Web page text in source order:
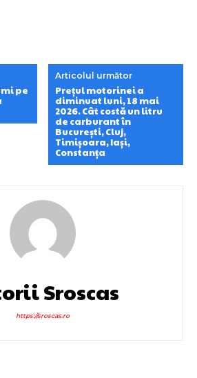
pe
Articolul următor
Prețul motorinei a
diminuat luni, 18 mai
2026. Cât costă un litru
de carburant în
București, Cluj,
Timișoara, Iași,
Constanța
Sroscas
https://sroscas.ro